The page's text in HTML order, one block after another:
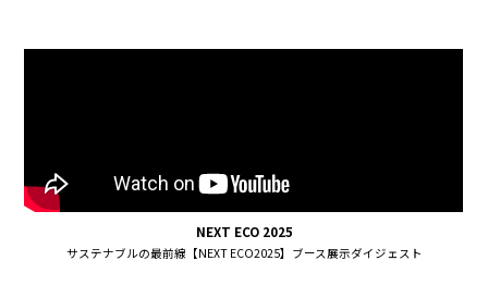
NEXT ECO 2025
サステナブルの最前線【NEXT ECO2025】ブース展示ダイジェスト